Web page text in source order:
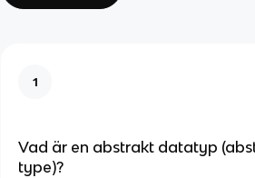
1
Vad är en abstrakt datatyp
type)?